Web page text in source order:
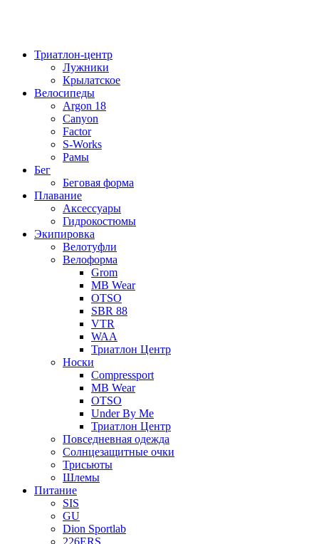
Триатлон-центр
Лужники
Крылатское
Велосипеды
Argon 18
Canyon
Factor
S-Works
Рамы
Бег
Беговая форма
Плавание
Аксессуары
Гидрокостюмы
Экипировка
Велотуфли
Велоформа
Grom
MB Wear
OTSO
SBR 88
VTR
WAA
Триатлон Центр
Носки
Compressport
MB Wear
OTSO
Under By Me
Триатлон Центр
Повседневная одежда
Солнцезащитные очки
Трисьюты
Шлемы
Питание
SIS
GU
Dion Sportlab
226ERS